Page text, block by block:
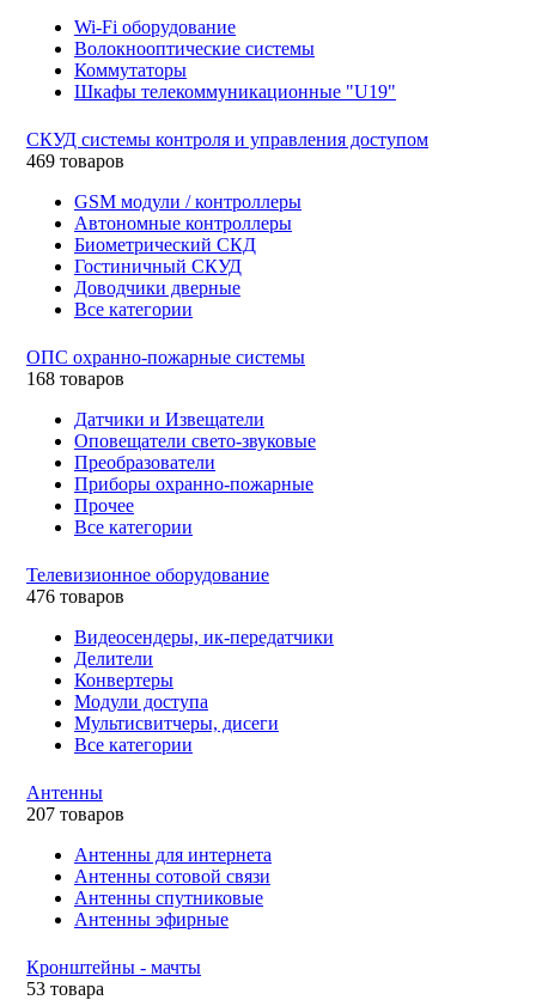
Wi-Fi оборудование
Волокнооптические системы
Коммутаторы
Шкафы телекоммуникационные "U19"
СКУД системы контроля и управления доступом
469 товаров
GSM модули / контроллеры
Автономные контроллеры
Биометрический СКД
Гостиничный СКУД
Доводчики дверные
Все категории
ОПС охранно-пожарные системы
168 товаров
Датчики и Извещатели
Оповещатели свето-звуковые
Преобразователи
Приборы охранно-пожарные
Прочее
Все категории
Телевизионное оборудование
476 товаров
Видеосендеры, ик-передатчики
Делители
Конвертеры
Модули доступа
Мультисвитчеры, дисеги
Все категории
Антенны
207 товаров
Антенны для интернета
Антенны сотовой связи
Антенны спутниковые
Антенны эфирные
Кронштейны - мачты
53 товара